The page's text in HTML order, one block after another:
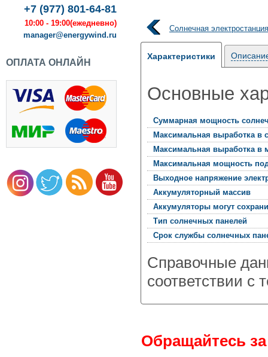
+7 (977) 801-64-81
10:00 - 19:00(ежедневно)
manager@energywind.ru
ОПЛАТА ОНЛАЙН
Солнечная
Характеристики
Основные
Суммарная мощность
Максимальная выработка в
Максимальная выработка в
Максимальная мощность
Выходное напряжение
Аккумуляторный массив
Аккумуляторы могут
Тип солнечных панелей
Срок службы солнечных
Справочные
соответствии с
Обращайтесь